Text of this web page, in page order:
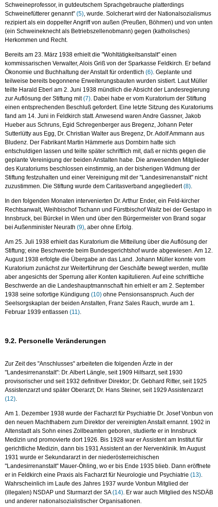
Schweineprofessor, in gutdeutschem Sprachgebrauche platterdings
Schweinefütterer genannt" (5), wurde. Solcherart wird der Nationalsozialismus
rezipiert als ein doppelter Angriff von außen (Preußen, Böhmen) und von unten
(ein Schweineknecht als Betriebszellenobmann) gegen (katholisches)
Herkommen und Recht.
Bereits am 23. März 1938 erhielt die "Wohltätigkeitsanstalt" einen
kommissarischen Verwalter, Alois Griß von der Sparkasse Feldkirch. Er befand
Ökonomie und Buchhaltung der Anstalt für ordentlich (6). Geplante und
teilweise bereits begonnene Erweiterungsbauten wurden sistiert. Laut Müller
teilte Harald Eberl am 2. Juni 1938 mündlich die Absicht der Landesregierung
zur Auflösung der Stiftung mit(7). Dabei habe er vom Kuratorium der Stiftung
einen entsprechenden Beschluß gefordert. Eine letzte Sitzung des Kuratoriums
fand am 14. Juni in Feldkirch statt. Anwesend waren Andre Gassner, Jakob
Hueber aus Schruns, Egid Schregenberger aus Bregenz, Johann Peter
Sutterlütty aus Egg, Dr. Christian Walter aus Bregenz, Dr. Adolf Ammann aus
Bludenz. Der Fabrikant Martin Hämmerle aus Dornbirn hatte sich
entschuldigen lassen und teilte später schriftlich mit, daß er nichts gegen die
geplante Vereinigung der beiden Anstalten habe. Die anwesenden Mitglieder
des Kuratoriums beschlossen einstimmig, an der bisherigen Widmung der
Stiftung festzuhalten und einer Vereinigung mit der "Landesirrenanstalt" nicht
zuzustimmen. Die Stiftung wurde dem Caritasverband angegliedert(8).
In den folgenden Monaten intervenierten Dr. Arthur Ender, ein Feld-kircher
Rechtsanwalt, Weihbischof Tschann und Fürstbischof Waitz bei der Gestapo in
Innsbruck, bei Bürckel in Wien und über den Bürgermeister von Brand sogar
bei Außenminister Neurath (9), aber ohne Erfolg.
Am 25. Juli 1938 erhielt das Kuratorium die Mitteilung über die Auflösung der
Stiftung; eine Beschwerde beim Bundesgerichtshof wurde abgewiesen. Am 12.
August 1938 erfolgte die Übergabe an das Land. Johann Müller konnte vom
Kuratorium zunächst zur Weiterführung der Geschäfte bewegt werden, mußte
aber angesichts der Sperrung aller Konten kapitulieren. Auf eine schriftliche
Beschwerde an die Landeshauptmannschaft hin erhielt er am 2. September
1938 seine sofortige Kündigung (10)ohne Pensionsanspruch. Auch der
Seelsorgskaplan der beiden Anstalten, Franz Sales Rauch, wurde am 1.
Februar 1939 entlassen (11).
9.2. Personelle Veränderungen
Zur Zeit des "Anschlusses" arbeiteten die folgenden Ärzte in der
"Landesirrenanstalt": Dr. Albert Längle, seit 1909 Hilfsarzt, seit 1930
provisorischer und seit 1932 definitiver Direktor; Dr. Gebhard Ritter, seit 1925
Assistenzarzt und später Oberarzt; Dr. Hans Steiner, seit 1929 Assistenzarzt
(12).
Am 1. Dezember 1938 wurde der Facharzt für Psychiatrie Dr. Josef Vonbun von
den neuen Machthabern zum Direktor der vereinigten Anstalt ernannt. 1902 in
Altenstadt als Sohn eines Zollbeamten geboren, studierte er in Innsbruck
Medizin und promovierte dort 1926. Bis 1928 war er Assistent am Institut für
gerichtliche Medizin, dann bis 1931 Assistent an der Nervenklinik. Im August
1931 wurde er Sekundararzt in der niederösterreichischen
"Landesirrenanstalt" Mauer-Öhling, wo er bis Ende 1935 blieb. Dann eröffnete
er in Feldkirch eine Praxis als Facharzt für Neurologie und Psychiatrie (13).
Wahrscheinlich im Laufe des Jahres 1937 wurde Vonbun Mitglied der
(illegalen) NSDAP und Sturmarzt der SA(14). Er war auch Mitglied des NSDÄB
und anderer nationalsozialistischer Organisationen.